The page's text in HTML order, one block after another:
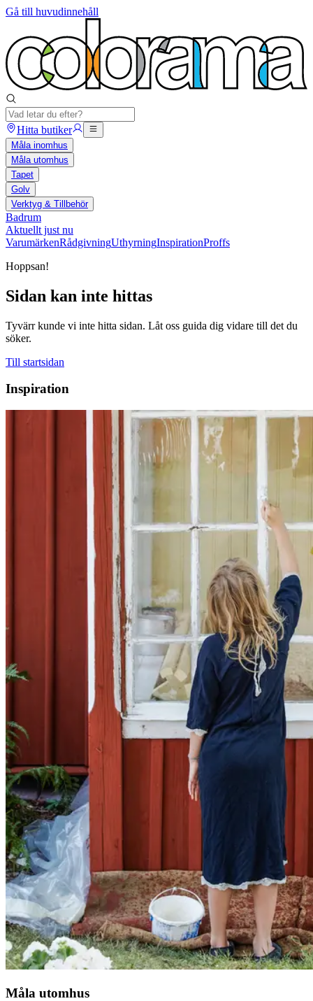
Gå till huvudinnehåll
Hitta butiker
Måla inomhus
Måla utomhus
Tapet
Golv
Verktyg & Tillbehör
Badrum
Aktuellt just nu
VarumärkenRådgivningUthyrningInspirationProffs
Hoppsan!
Sidan kan inte hittas
Tyvärr kunde vi inte hitta sidan. Låt oss guida dig vidare till det du
söker.
Till startsidan
Inspiration
Måla utomhus